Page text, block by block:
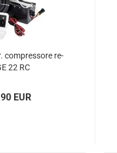
com­pres­so­re re­
22 RC
EUR